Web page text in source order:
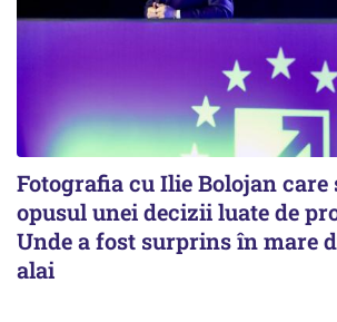
Fotografia cu Ilie Bolojan care
opusul unei decizii luate de
Unde a fost surprins în mare
alai